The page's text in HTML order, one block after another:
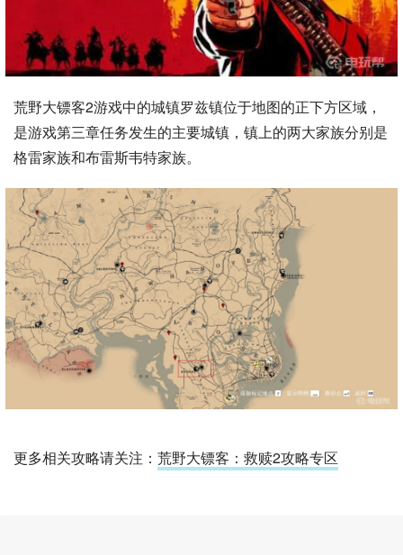
荒野大镖客2游戏中的城镇罗兹镇位于地图的正下方区域，
是游戏第三章任务发生的主要城镇，镇上的两大家族分别是
格雷家族和布雷斯韦特家族。
更多相关攻略请关注： 荒野大镖客：救赎2攻略专区